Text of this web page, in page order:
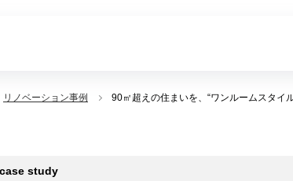
リノベーション事例 90㎡超えの住まいを、“ワンルームスタイ
case study